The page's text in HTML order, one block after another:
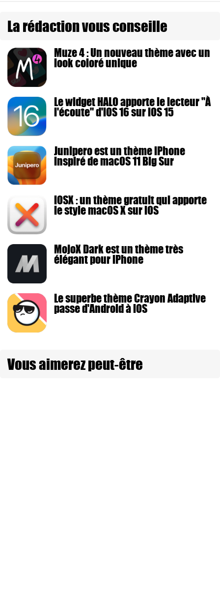
La rédaction vous conseille
Muze 4 : Un nouveau thème avec un
look coloré unique
Le widget HALO apporte le lecteur "À
l'écoute" d'iOS 16 sur iOS 15
Junipero est un thème iPhone
inspiré de macOS 11 Big Sur
iOSX : un thème gratuit qui apporte
le style macOS X sur iOS
MojoX Dark est un thème très
élégant pour iPhone
Le superbe thème Crayon Adaptive
passe d'Android à iOS
Vous aimerez peut-être